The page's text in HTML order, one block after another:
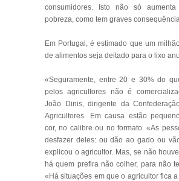
consumidores. Isto não só
pobreza, como tem graves
Em Portugal, é estimado que um
de alimentos seja deitado para o lixo
«Seguramente, entre 20 e 30% do
pelos agricultores não é
João Dinis, dirigente da
Agricultores. Em causa estão
cor, no calibre ou no formato. «As
desfazer deles: ou dão ao gado ou
explicou o agricultor. Mas, se não
há quem prefira não colher, para não
«Há situações em que o agricultor fica